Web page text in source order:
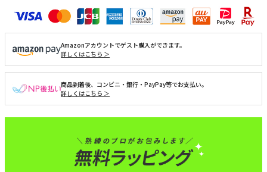
Amazonアカウントでゲスト購入ができます。
詳しくはこちら ＞
商品到着後、コンビニ・銀行・PayPay等でお支払い。
詳しくはこちら ＞